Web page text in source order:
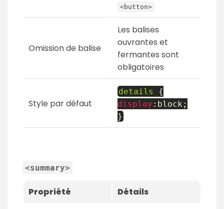
<button>
Omission de balise
Les balises
ouvrantes et
fermantes sont
obligatoires
Style par défaut
details
{
display : block ;
}
<summary>
Propriété Détails